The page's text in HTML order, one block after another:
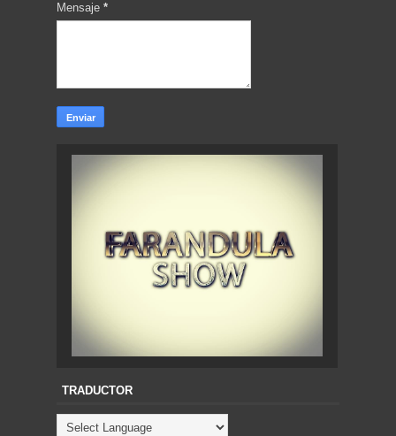
Mensaje *
TRADUCTOR